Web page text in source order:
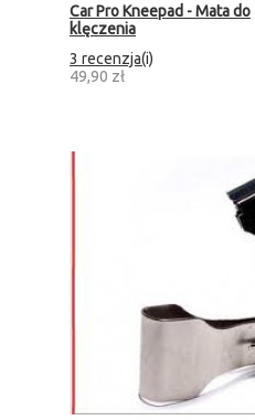
Car Pro Kneepad - Mata do
klęczenia
3 recenzja(i)
49,90 zł